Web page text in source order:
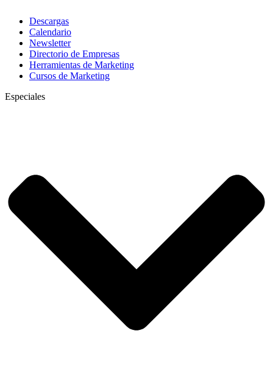
Descargas
Calendario
Newsletter
Directorio de Empresas
Herramientas de Marketing
Cursos de Marketing
Especiales